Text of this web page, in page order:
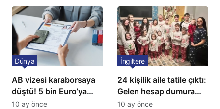
AB vizesi karaborsaya
düştü! 5 bin Euro’ya
varan fiyatlarla
Dünya
10 ay önce
24 kişilik aile tatile çıktı:
Gelen hesap dumura
uğrattı
İngiltere
10 ay önce